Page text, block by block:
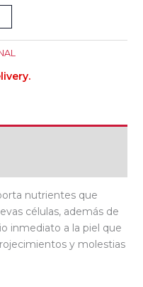
nutrientes que
células, además de
inmediato a la piel que
y molestias